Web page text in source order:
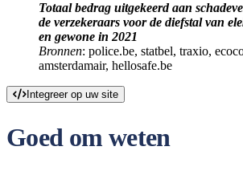
Totaal bedrag uitgekeerd aan
de verzekeraars voor de diefstal van
en gewone in 2021
Bronnen: police.be, statbel, traxio,
amsterdamair, hellosafe.be
Integreer op uw site
Goed om weten